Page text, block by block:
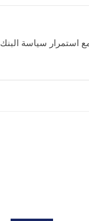
استمرار سياسة البنك